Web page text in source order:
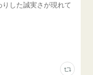
した誠実さが現れて